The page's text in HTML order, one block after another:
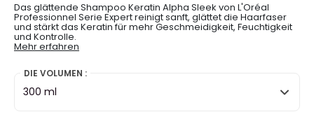
Das glättende Shampoo Keratin Alpha Sleek von L'Oréal
Professionnel Serie Expert reinigt sanft, glättet die Haarfaser
und stärkt das Keratin für mehr Geschmeidigkeit, Feuchtigkeit
und Kontrolle.
Mehr erfahren
DIE VOLUMEN :
300 ml